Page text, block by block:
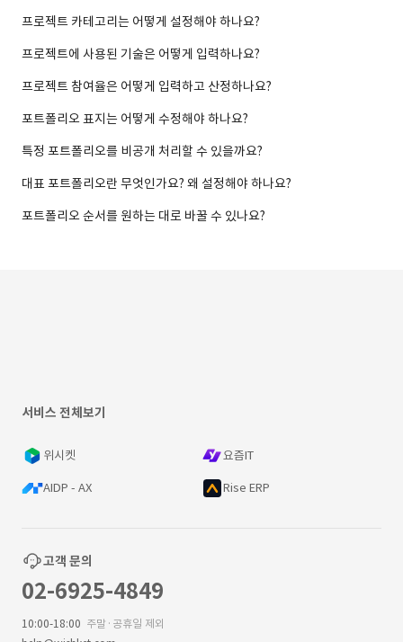
프로젝트 카테고리는 어떻게 설정해야 하나요?
프로젝트에 사용된 기술은 어떻게 입력하나요?
프로젝트 참여율은 어떻게 입력하고 산정하나요?
포트폴리오 표지는 어떻게 수정해야 하나요?
특정 포트폴리오를 비공개 처리할 수 있을까요?
대표 포트폴리오란 무엇인가요? 왜 설정해야 하나요?
포트폴리오 순서를 원하는 대로 바꿀 수 있나요?
서비스 전체보기
위시켓 요즘IT
AIDP - AX Rise ERP
고객 문의
02-6925-4849
10:00-18:00 주말·공휴일 제외